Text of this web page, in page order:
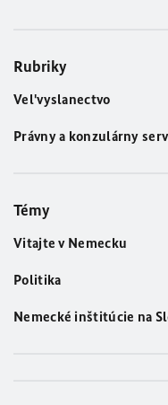
Rubriky
Vel'vyslanectvo
Právny a konzulárny
Témy
Vitajte v Nemecku
Politika
Nemecké inštitúcie na